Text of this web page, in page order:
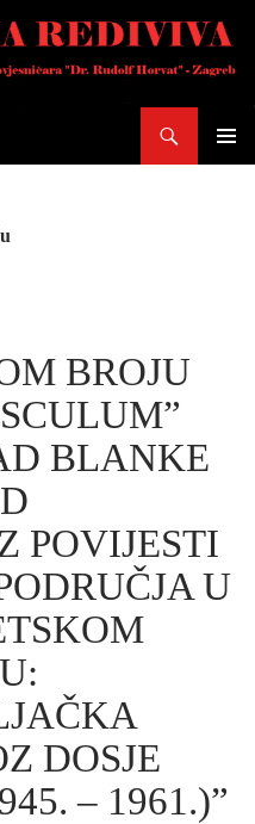
BROJU
BLANKE
POVIJESTI
U
DOSJE
– 1961.)”